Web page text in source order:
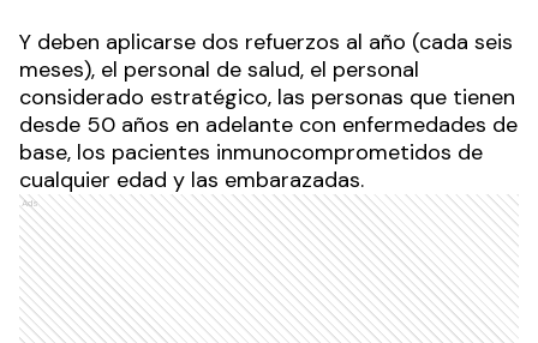
Y deben aplicarse dos refuerzos al año (cada seis
meses), el personal de salud, el personal
considerado estratégico, las personas que tienen
desde 50 años en adelante con enfermedades de
base, los pacientes inmunocomprometidos de
cualquier edad y las embarazadas.
Ads